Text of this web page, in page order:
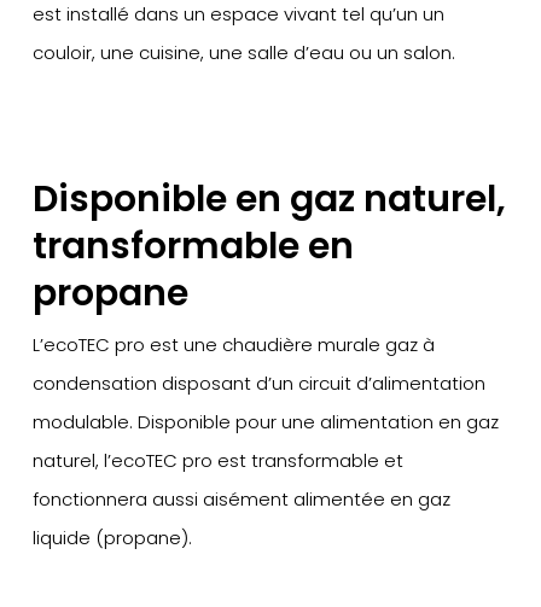
est installé dans un espace vivant tel qu’un un
couloir, une cuisine, une salle d’eau ou un salon.
Disponible en gaz naturel,
transformable en
propane
L’ecoTEC pro est une chaudière murale gaz à
condensation disposant d’un circuit d’alimentation
modulable. Disponible pour une alimentation en gaz
naturel, l’ecoTEC pro est transformable et
fonctionnera aussi aisément alimentée en gaz
liquide (propane).